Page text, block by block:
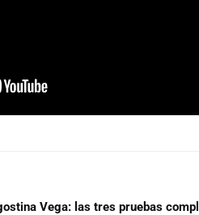
Vega: las tres pruebas